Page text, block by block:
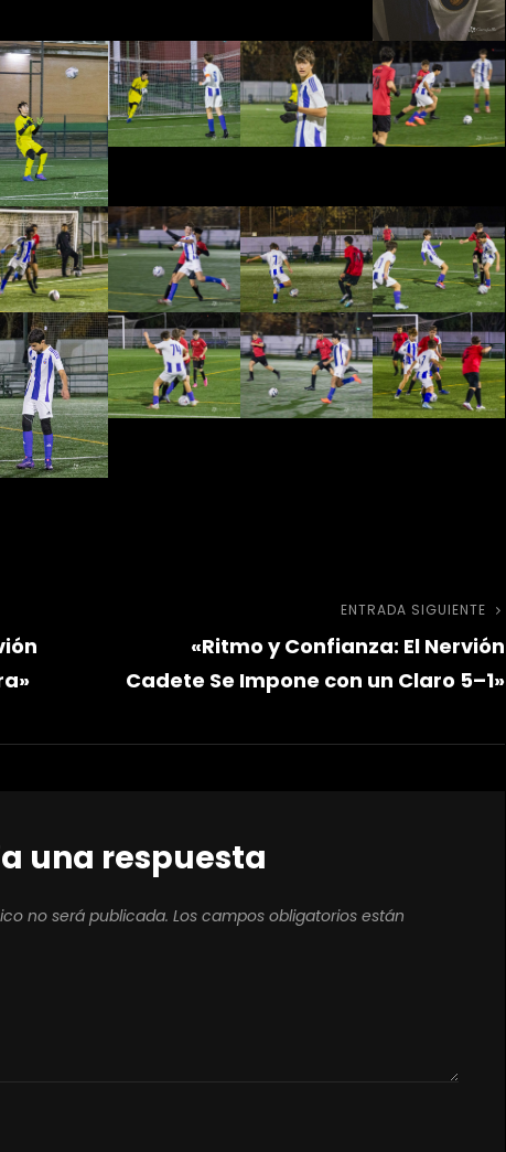
ENTRADA SIGUIENTE
«Ritmo y Confianza: El Nervión
Cadete Se Impone con un Claro 5–1»
una respuesta
no será publicada. Los campos obligatorios están